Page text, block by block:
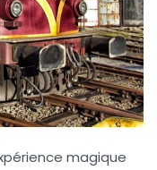
magique